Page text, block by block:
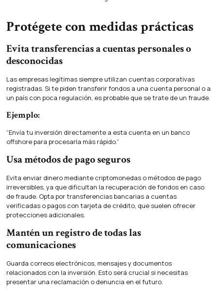
Protégete con medidas prácticas
Evita transferencias a cuentas personales o
desconocidas
Las empresas legítimas siempre utilizan cuentas corporativas
registradas. Si te piden transferir fondos a una cuenta personal o a
un país con poca regulación, es probable que se trate de un fraude.
Ejemplo:
“Envía tu inversión directamente a esta cuenta en un banco
offshore para procesarla más rápido.”
Usa métodos de pago seguros
Evita enviar dinero mediante criptomonedas o métodos de pago
irreversibles, ya que dificultan la recuperación de fondos en caso
de fraude. Opta por transferencias bancarias a cuentas
verificadas o pagos con tarjeta de crédito, que suelen ofrecer
protecciones adicionales.
Mantén un registro de todas las
comunicaciones
Guarda correos electrónicos, mensajes y documentos
relacionados con la inversión. Esto será crucial si necesitas
presentar una reclamación o denuncia en el futuro.